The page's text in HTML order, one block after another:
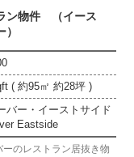
ン物件 （イース
( 約95㎡ 約28坪 )
バー・イーストサイド
Eastside
のレストラン居抜き物